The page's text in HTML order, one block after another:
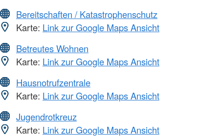
Bereitschaften / Katastrophenschutz
Karte: Link zur Google Maps Ansicht
Betreutes Wohnen
Karte: Link zur Google Maps Ansicht
Hausnotrufzentrale
Karte: Link zur Google Maps Ansicht
Jugendrotkreuz
Karte: Link zur Google Maps Ansicht